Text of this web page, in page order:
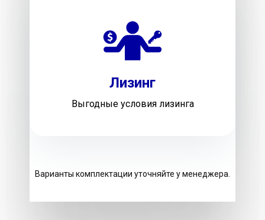
Лизинг
Выгодные условия лизинга
Варианты комплектации уточняйте у менеджера.